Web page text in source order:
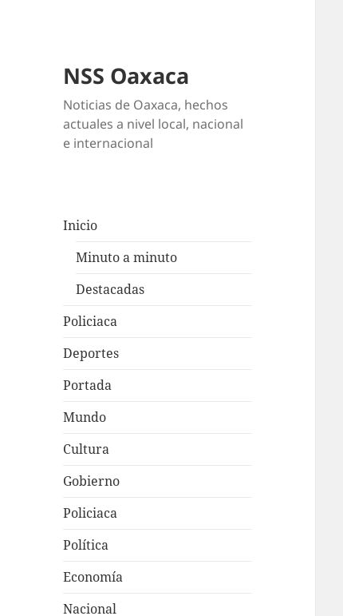
NSS Oaxaca
Noticias de Oaxaca, hechos
actuales a nivel local, nacional
e internacional
Inicio
Minuto a minuto
Destacadas
Policiaca
Deportes
Portada
Mundo
Cultura
Gobierno
Policiaca
Política
Economía
Nacional